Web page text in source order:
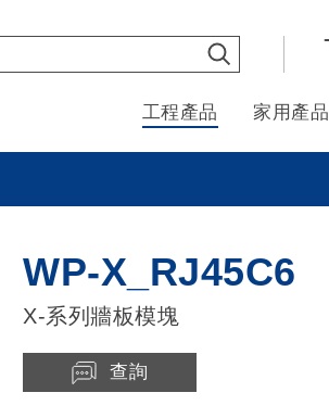
工程產品 家用產品
WP-X_RJ45C6
X-系列牆板模塊
查詢